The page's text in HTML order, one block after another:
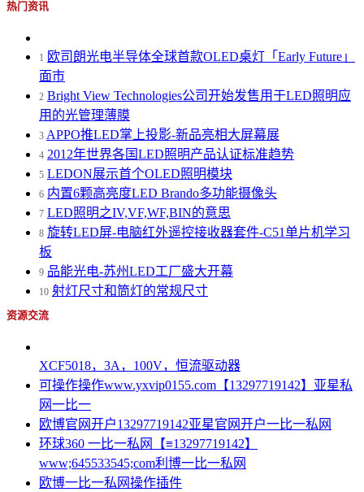
热门资讯
1 欧司朗光电半导体全球首款OLED桌灯「Early Future」
面市
2 Bright View Technologies公司开始发售用于LED照明应
用的光管理薄膜
3 APPO推LED掌上投影-新品亮相大屏幕展
4 2012年世界各国LED照明产品认证标准趋势
5 LEDON展示首个OLED照明模块
6 内置6颗高亮度LED Brando多功能摄像头
7 LED照明之IV,VF,WF,BIN的意思
8 旋转LED屏-电脑红外遥控接收器套件-C51单片机学习
板
9 品能光电-苏州LED工厂盛大开幕
10 射灯尺寸和筒灯的常规尺寸
资源交流
XCF5018，3A，100V，恒流驱动器
可操作操作www.yxvip0155.com【13297719142】亚星私
网一比一
欧博官网开户13297719142亚星官网开户一比一私网
环球360 一比一私网【≡13297719142】
www;645533545;com利博一比一私网
欧博一比一私网操作插件